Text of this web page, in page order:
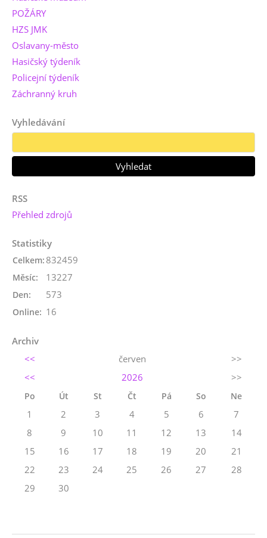
POŽÁRY
HZS JMK
Oslavany-město
Hasičský týdeník
Policejní týdeník
Záchranný kruh
Vyhledávání
RSS
Přehled zdrojů
Statistiky
Online: 16
Celkem: 832459
Měsíc: 13227
Den: 573
Archiv
<<
červen
>>
<<
2026 >>
Po Út St Čt Pá So Ne
1 2 3 4 5 6
7
8
9 10 11 12 13
14
15
16 17 18 19 20
21
22
23 24 25 26 27
28
29
30